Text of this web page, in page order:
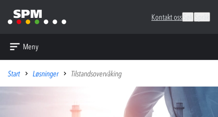
Kontakt oss
Meny
Start Løsninger Tilstandsovervåking